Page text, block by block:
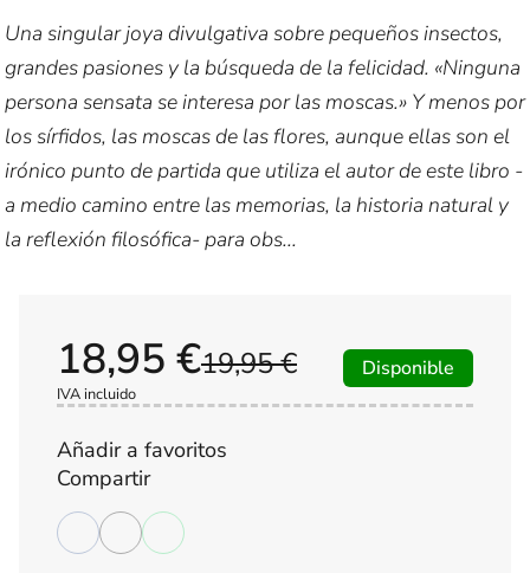
Una singular joya divulgativa sobre pequeños insectos,
grandes pasiones y la búsqueda de la felicidad. «Ninguna
persona sensata se interesa por las moscas.» Y menos por
los sírfidos, las moscas de las flores, aunque ellas son el
irónico punto de partida que utiliza el autor de este libro -
a medio camino entre las memorias, la historia natural y
la reflexión filosófica- para obs...
19,95 €
18,95 €
IVA incluido
Disponible
Añadir a favoritos
Compartir